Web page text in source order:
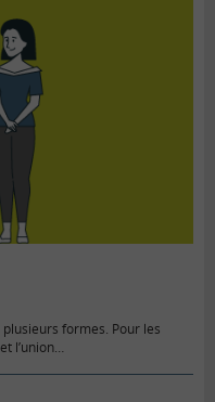
formes. Pour les
l’union…